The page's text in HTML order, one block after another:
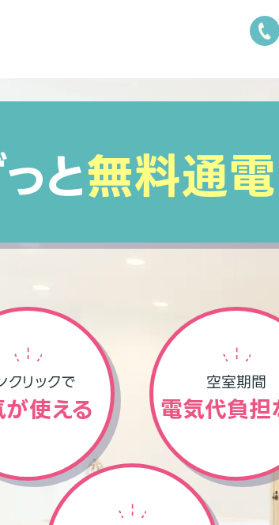
と無料通電
クリックで
使える
空室期間
電気代負担